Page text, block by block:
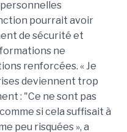
pourrait avoir
de sécurité et
ne
renforcées. « Je
deviennent trop
: "Ce ne sont pas
si cela suffisait à
peu risquées », a